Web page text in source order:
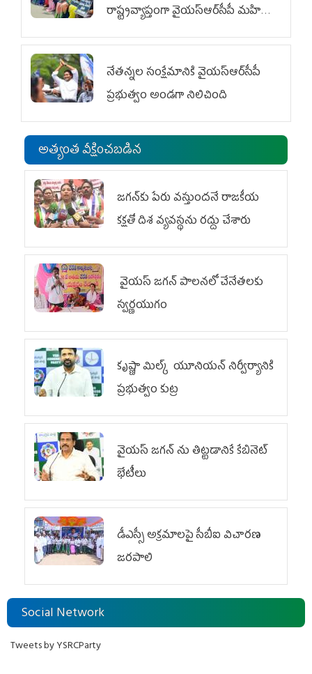
రాష్ట్రవ్యాప్తంగా వైయ‌స్ఆర్‌సీపీ మహిళా
విభాగం ఆందోళనలు
నేతన్నల సంక్షేమానికి వైయ‌స్ఆర్‌సీపీ
ప్రభుత్వం అండగా నిలిచింది
అత్యంత వీక్షించబడిన
జగన్‌కు పేరు వస్తుందనే రాజకీయ
కక్షతో దిశ వ్య‌వ‌స్థ‌ను రద్దు చేశారు
వైయ‌స్ జగన్ పాలనలో చేనేతలకు
స్వర్ణయుగం
కృష్ణా మిల్క్‌ యూనియన్‌ నిర్వీర్యానికి
ప్రభుత్వం కుట్ర
వైయ‌స్ జగన్‌ ను తిట్టడానికే కేబినెట్‌
భేటీలు
డీఎస్సీ అక్రమాలపై సీబీఐ విచారణ
జరపాలి
Social Network
Tweets by YSRCParty